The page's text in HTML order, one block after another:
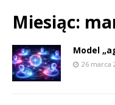
Miesiąc:
Model
26 marca